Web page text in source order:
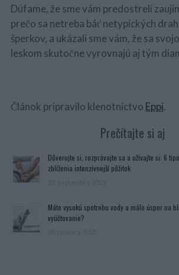
Dúfame, že sme vám predostreli
prečo sa netreba báť netypických
šperkov, a ukázali sme vám, že sa
leskom skutočne vyrovnajú aj tým
Článok pripravilo klenotníctvo Eppi.
Prečítajte si aj
Dôverujte si, rozprávajte sa a užívajte si: 6
zblíženia intenzívnejší pôžitok
Máte vysokú spotrebu vody a málo úspor na
vyúčtovanie?